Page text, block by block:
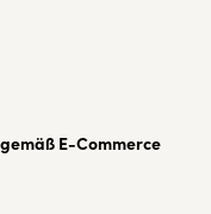
E-Commerce